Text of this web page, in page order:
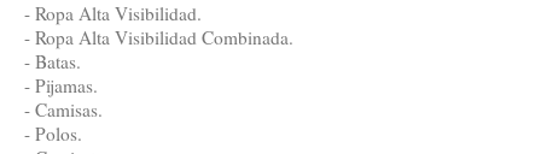
- Ropa Alta Visibilidad.
- Ropa Alta Visibilidad Combinada.
- Batas.
- Pijamas.
- Camisas.
- Polos.